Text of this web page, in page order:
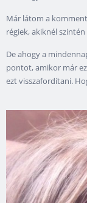
Már látom a
régiek, akiknél
De ahogy a
pontot, amikor már
ezt visszafordítani.